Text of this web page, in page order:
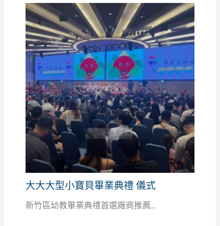
大大大型小寶貝畢業典禮 儀式
新竹區幼教畢業典禮首選廠商推薦...